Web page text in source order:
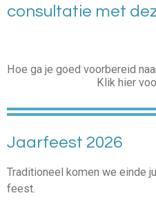
consultatie met
Hoe ga je goed voorbereid
Klik hier
Jaarfeest 2026
Traditioneel komen we einde
feest.